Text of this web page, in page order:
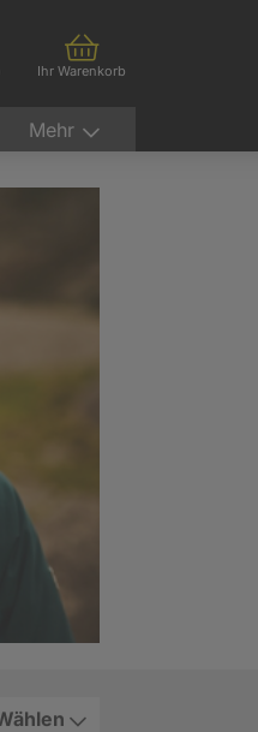
Ihr Warenkorb
Mehr